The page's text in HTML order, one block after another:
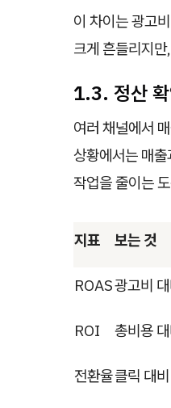
이 차이는 광고
크게 흔들리지
1.3. 정산 확
여러 채널에서
상황에서는 매
작업을 줄이는
지표 보는 것
ROAS광고비
ROI 총비용
전환율클릭 대